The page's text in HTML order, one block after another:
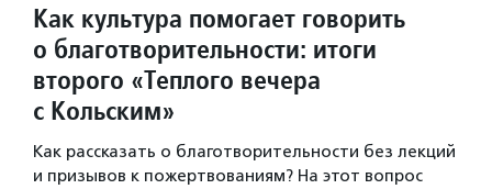
Как культура помогает говорить
о благотворительности: итоги
второго «Теплого вечера
с Кольским»
Как рассказать о благотворительности без лекций
и призывов к пожертвованиям? На этот вопрос